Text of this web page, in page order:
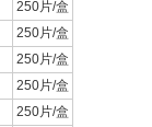
250片/盒
250片/盒
250片/盒
250片/盒
250片/盒